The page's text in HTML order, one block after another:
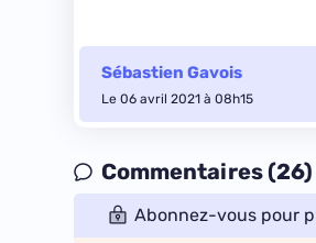
Sébastien Gavois
Le 06 avril 2021 à 08h15
Commentaires (26)
Abonnez-vous pour